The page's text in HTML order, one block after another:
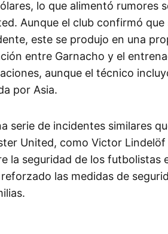
lo que alimentó rumores
Aunque el club confirmó que
este se produjo en una
entre Garnacho y el
aunque el técnico
por Asia.
serie de incidentes similares
United, como Victor Lindelöf
la seguridad de los futbolistas
las medidas de